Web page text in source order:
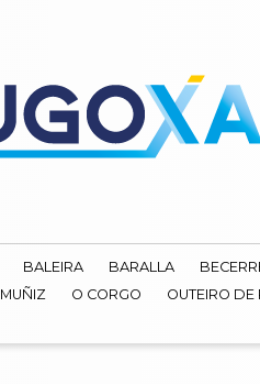
BALEIRA BARALLA
O CORGO OUTEIRO DE